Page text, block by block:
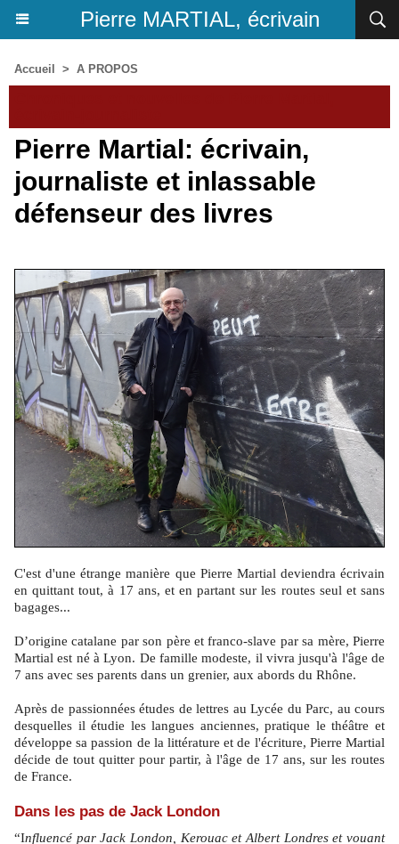
Pierre MARTIAL, écrivain
Accueil > A PROPOS
Pierre Martial: écrivain,
journaliste et inlassable
défenseur des livres
C'est d'une étrange manière que Pierre Martial deviendra écrivain
en quittant tout, à 17 ans, et en partant sur les routes seul et sans
bagages...
D’origine catalane par son père et franco-slave par sa mère, Pierre
Martial est né à Lyon. De famille modeste, il vivra jusqu'à l'âge de
7 ans avec ses parents dans un grenier, aux abords du Rhône.
Après de passionnées études de lettres au Lycée du Parc, au cours
desquelles il étudie les langues anciennes, pratique le théâtre et
développe sa passion de la littérature et de l'écriture, Pierre Martial
décide de tout quitter pour partir, à l'âge de 17 ans, sur les routes
de France.
Dans les pas de Jack London
“Influencé par Jack London, Kerouac et Albert Londres et vouant